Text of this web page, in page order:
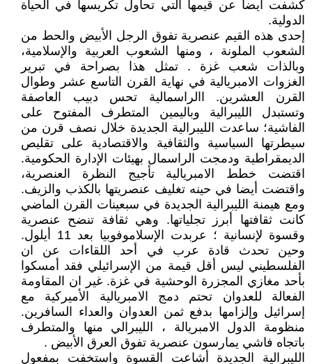
كشفت أيضا عن قيمها التي تحاول تكريسها في الحياة
الدولية.
إحدى هذه القيم عنصرية تفوق الرجل الأبيض والحط من
الشعوب الملونة ، ومنها الشعوب العربية والإسلامية،
وبالذات شعب غزة . تمثل هذا بصراحة في تبرير
الغزوات الامبريالية في نهاية القرن التاسع عشر وطوال
القرن العشرين. االراسمالية تحس دبيب العاصفة
وتستبدل الليبرالية وباليمين المتطرف المفتوح على
الفاشية؛ ساعدت الليبرالية الجديدة خلال نصف قرن من
سيطرتها السياسية والثقافية والاقتصادية على تقليص
الديمقراطية ودمجت الراسمال بهيئات الإدارة الحكومية.
اقتضت خطط الامبريالية تأجيج النظرة العنصرية،
واقتضت أيضا في حينه تغليف عنصريتها بالكذب والزيف.
ومع هيمنة الليبرالية الجديدة في سبعينات القرن الماضي
كانت ثقافتها أبرز تجلياتها. وهي ثقافة تنضح عنصرية
وقسوة لإنسانية ؛ عربدت الإسلاموفوبيا بعد 11 أيلول.
وحين تحدث قادة عرب في أحد اللقاءات عن ان
الفلسطيني ليس أقل قيمة من الإسرائيلي فقد أمسكوا
بأحد مغازي المجزرة الوحشية في غزة. غير ان المقاومة
الفعالة للعدوان تحتم دمج الامبريالية الأميركية مع
إسرائيل وإلزامها بدفع ثمن العدوان والعداء السافرين.
منظومة الدول الامبريالة ، الليبرالي منها والمتطرف
باتجاه فاشي يمارسون عنصرية تفوق العرق الأبيض .
الليبرالية الجديدة أشاعت القسوة واستخفت بمفعول